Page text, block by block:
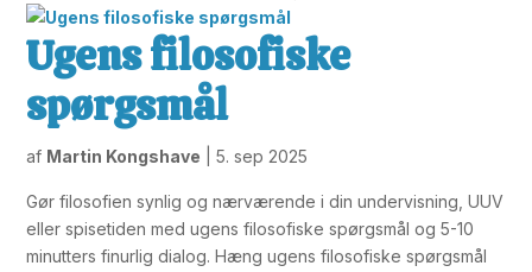
Ugens filosofiske
spørgsmål
af Martin Kongshave |5. sep 2025
Gør filosofien synlig og nærværende i din undervisning, UUV
eller spisetiden med ugens filosofiske spørgsmål og 5-10
minutters finurlig dialog. Hæng ugens filosofiske spørgsmål